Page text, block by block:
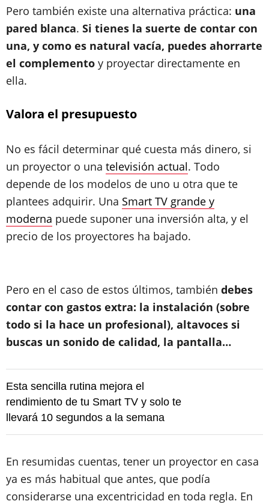
Pero también existe una alternativa práctica: una
pared blanca. Si tienes la suerte de contar con
una, y como es natural vacía, puedes ahorrarte
el complemento y proyectar directamente en
ella.
Valora el presupuesto
No es fácil determinar qué cuesta más dinero, si
un proyector o una televisión actual. Todo
depende de los modelos de uno u otra que te
plantees adquirir. Una Smart TV grande y
moderna puede suponer una inversión alta, y el
precio de los proyectores ha bajado.
Pero en el caso de estos últimos, también debes
contar con gastos extra: la instalación (sobre
todo si la hace un profesional), altavoces si
buscas un sonido de calidad, la pantalla…
Esta sencilla rutina mejora el
rendimiento de tu Smart TV y solo te
llevará 10 segundos a la semana
En resumidas cuentas, tener un proyector en casa
ya es más habitual que antes, que podía
considerarse una excentricidad en toda regla. En